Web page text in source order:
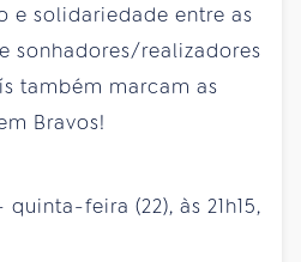
e solidariedade entre as
sonhadores/realizadores
também marcam as
Bravos!
quinta-feira (22), às 21h15,